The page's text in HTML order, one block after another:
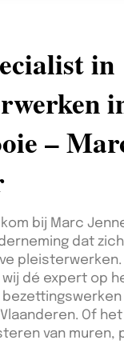
in
–
bij Marc
dat
wij dé expert op
Of
van muren,